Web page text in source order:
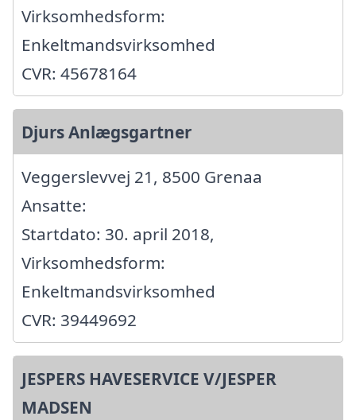
Virksomhedsform:
Enkeltmandsvirksomhed
CVR: 45678164
Djurs Anlægsgartner
Veggerslevvej 21, 8500 Grenaa
Ansatte:
Startdato: 30. april 2018,
Virksomhedsform:
Enkeltmandsvirksomhed
CVR: 39449692
JESPERS HAVESERVICE V/JESPER
MADSEN